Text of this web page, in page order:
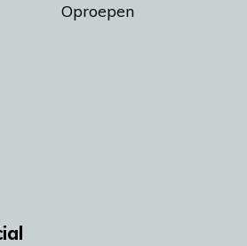
Oproepen